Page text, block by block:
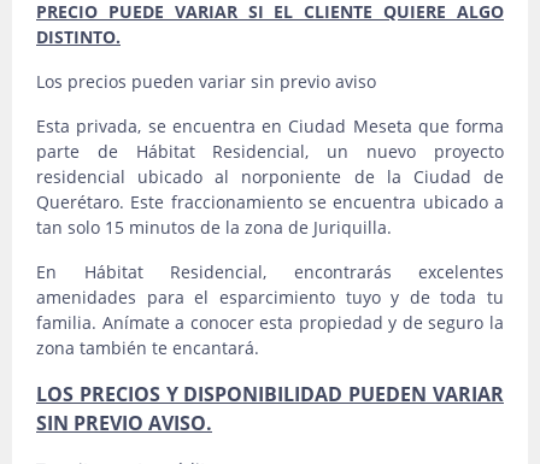
PRECIO PUEDE VARIAR SI EL CLIENTE QUIERE ALGO
DISTINTO.
Los precios pueden variar sin previo aviso
Esta privada, se encuentra en Ciudad Meseta que forma
parte de Hábitat Residencial, un nuevo proyecto
residencial ubicado al norponiente de la Ciudad de
Querétaro. Este fraccionamiento se encuentra ubicado a
tan solo 15 minutos de la zona de Juriquilla.
En Hábitat Residencial, encontrarás excelentes
amenidades para el esparcimiento tuyo y de toda tu
familia. Anímate a conocer esta propiedad y de seguro la
zona también te encantará.
LOS PRECIOS Y DISPONIBILIDAD PUEDEN VARIAR
SIN PREVIO AVISO.